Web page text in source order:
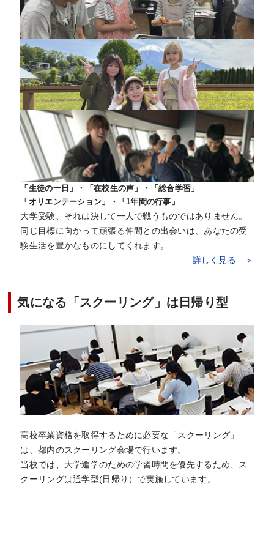
「生徒の一日」・「在校生の声」・「総合学習」
「オリエンテーション」・「1年間の行事」
大学受験、それは決して一人で戦うものではありません。
同じ目標に向かって頑張る仲間との出会いは、あなたの受
験生活を豊かなものにしてくれます。
詳しく見る ＞
気になる「スクーリング」は日帰り型
高校卒業資格を取得するために必要な「スクーリング」
は、都内のスクーリング会場で行います。
当校では、大学進学のための学習時間を優先するため、ス
クーリングは通学型(日帰り）で実施しています。